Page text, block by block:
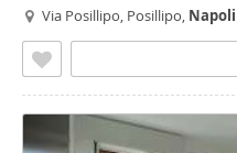
Via Posillipo, Posillipo, Napoli